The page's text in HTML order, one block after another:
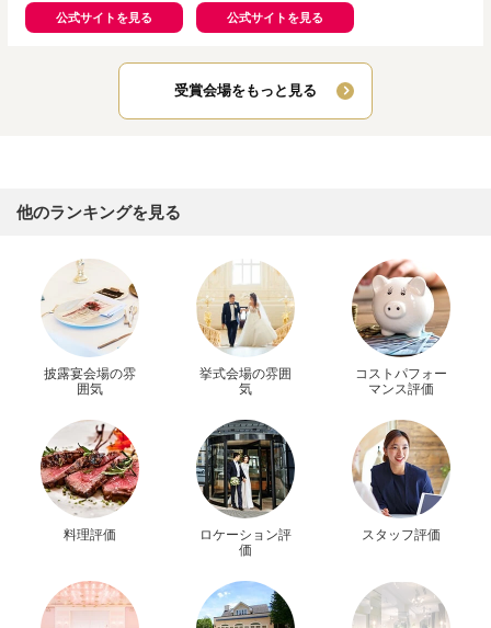
公式サイトを見る 公式サイトを見る
受賞会場をもっと見る
他のランキングを見る
披露宴会場の雰
囲気
挙式会場の雰囲
気
コストパフォー
マンス評価
料理評価
ロケーション評
価
スタッフ評価